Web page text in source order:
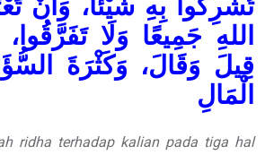
تُشْرِكُوا بِهِ شَيْئًا، وَأَنْ
اللهِ جَمِيعًا وَلَا
قِيلَ وَقَالَ، وَكَثْرَةَ
الْمَالِ
ridha terhadap kalian pada tiga hal